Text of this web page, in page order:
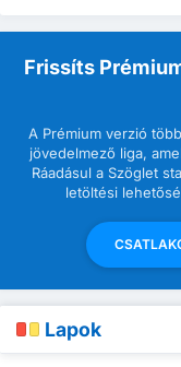
Frissíts
A Prémium verzió
jövedelmező liga,
Ráadásul a Szöglet
letöltési
Lapok